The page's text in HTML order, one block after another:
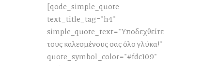
[qode_simple_quote
text_title_tag="h4"
simple_quote_text="Υποδεχθείτε
τους καλεσμένους σας όλο γλύκα!"
quote_symbol_color="#fdc109"